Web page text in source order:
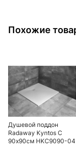
Похожие
Душевой поддон
Radaway Kyntos C
90х90см HKC9090-04